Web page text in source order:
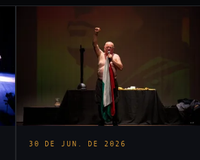
30 DE JUN. DE 2026